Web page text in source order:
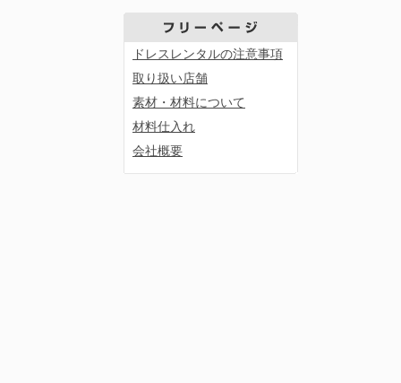
ドレスレンタルの注意事項
取り扱い店舗
素材・材料について
材料仕入れ
会社概要